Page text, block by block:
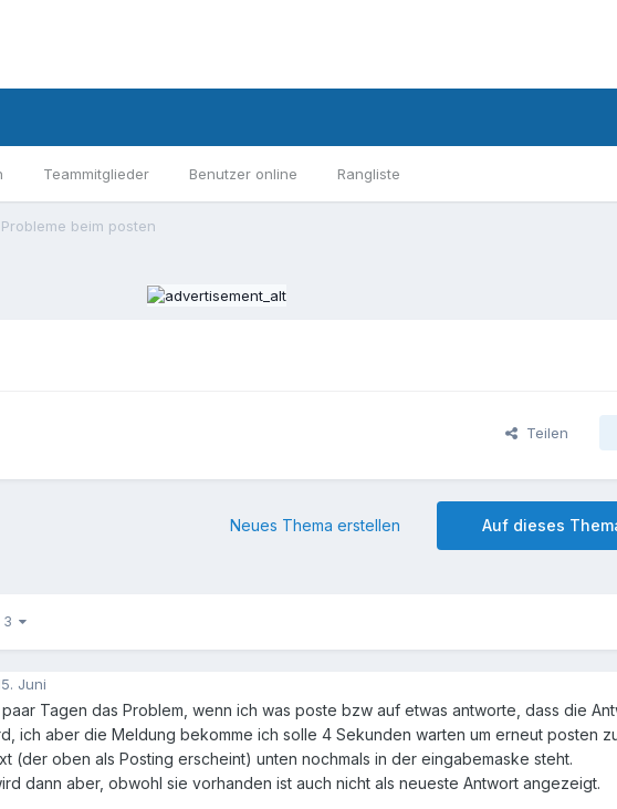
Teammitglieder Benutzer online Rangliste
Probleme beim posten
Teilen
Auf dieses
Neues Thema erstellen
3
Juni
Tagen das Problem, wenn ich was poste bzw auf etwas antworte, dass die
ich aber die Meldung bekomme ich solle 4 Sekunden warten um erneut posten
(der oben als Posting erscheint) unten nochmals in der eingabemaske steht.
dann aber, obwohl sie vorhanden ist auch nicht als neueste Antwort angezeigt.